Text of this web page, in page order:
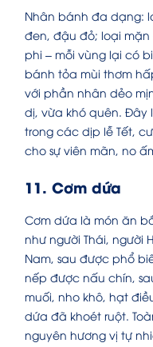
Nhân bánh đa dạng:
đen, đậu đỏ; loại
phi – mỗi vùng lại có
bánh tỏa mùi thơm
với phần nhân dẻo
dị, vừa khó quên. Đây
trong các dịp lễ Tết,
cho sự viên mãn, no
11. Cơm dứa
Cơm dứa là món ăn
như người Thái, người
Nam, sau được phổ
nếp được nấu chín,
muối, nho khô, hạt
dứa đã khoét ruột.
nguyên hương vị tự